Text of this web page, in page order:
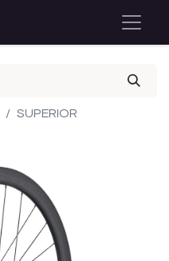
SUPERIOR